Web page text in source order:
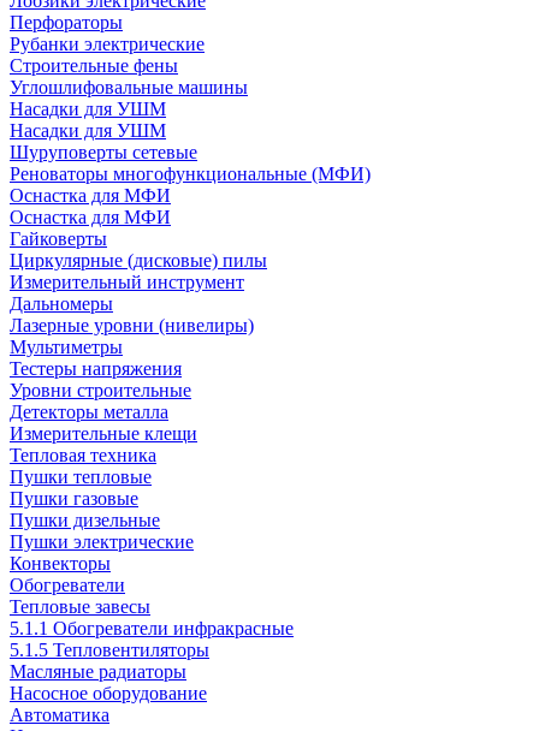
Перфораторы
Рубанки электрические
Строительные фены
Углошлифовальные машины
Насадки для УШМ
Насадки для УШМ
Шуруповерты сетевые
Реноваторы многофункциональные (МФИ)
Оснастка для МФИ
Оснастка для МФИ
Гайковерты
Циркулярные (дисковые) пилы
Измерительный инструмент
Дальномеры
Лазерные уровни (нивелиры)
Мультиметры
Тестеры напряжения
Уровни строительные
Детекторы металла
Измерительные клещи
Тепловая техника
Пушки тепловые
Пушки газовые
Пушки дизельные
Пушки электрические
Конвекторы
Обогреватели
Тепловые завесы
5.1.1 Обогреватели инфракрасные
5.1.5 Тепловентиляторы
Масляные радиаторы
Насосное оборудование
Автоматика